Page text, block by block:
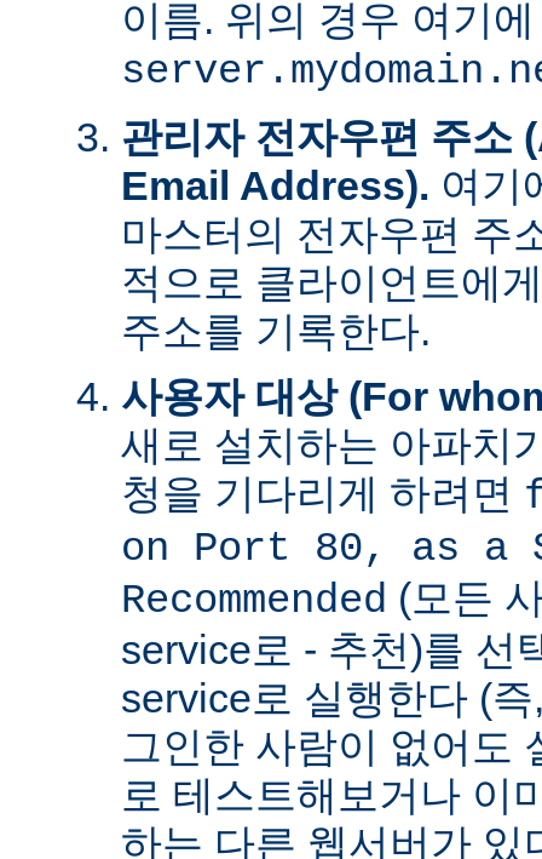
이름. 위의 경우 여기에
관리자 전자우편 주
Email Address). 여기
마스터의 전자우편 주
적으로 클라이언트에
주소를 기록한다.
사용자 대상 (For
새로 설치하는 아파치
청을 기다리게 하려면
on Port 80, as a
Recommended (모든
service로 - 추천)를 선
service로 실행한다 (
그인한 사람이 없어도
로 테스트해보거나 이
하는 다른 웹서버가